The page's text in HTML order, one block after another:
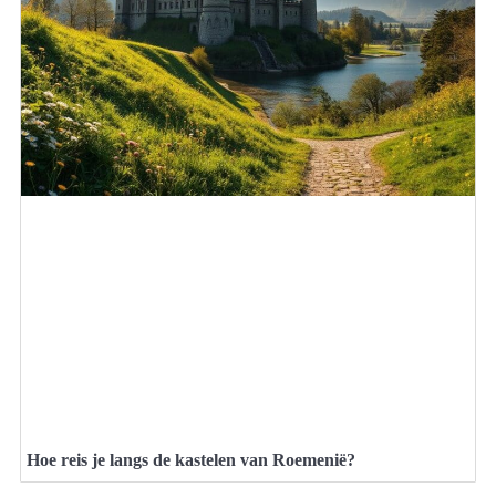
Hoe reis je langs de kastelen van Roemenië?